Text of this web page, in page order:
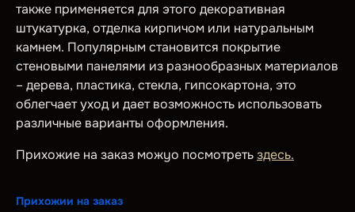
также применяется для этого декоративная
штукатурка, отделка кирпичом или натуральным
камнем. Популярным становится покрытие
стеновыми панелями из разнообразных материалов
– дерева, пластика, стекла, гипсокартона, это
облегчает уход и дает возможность использовать
различные варианты оформления.
Прихожие на заказ можyо посмотретьздесь.
Прихожии на заказ